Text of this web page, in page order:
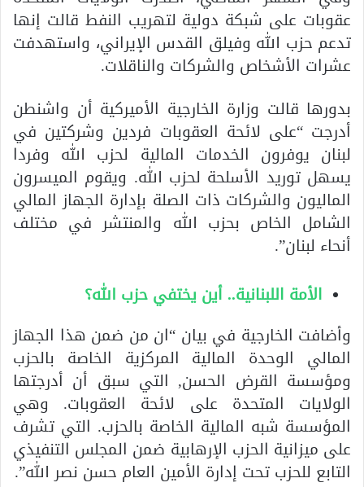
عقوبات على شبكة دولية لتهريب النفط قالت إنها
تدعم حزب الله وفيلق القدس الإيراني، واستهدفت
عشرات الأشخاص والشركات والناقلات.
بدورها قالت وزارة الخارجية الأميركية أن واشنطن
أدرجت “على لائحة العقوبات فردين وشركتين في
لبنان يوفرون الخدمات المالية لحزب الله وفردا
يسهل توريد الأسلحة لحزب الله. ويقوم الميسرون
الماليون والشركات ذات الصلة بإدارة الجهاز المالي
الشامل الخاص بحزب الله والمنتشر في مختلف
أنحاء لبنان”.
الأمة اللبنانية.. أين يختفي حزب الله؟
وأضافت الخارجية في بيان “ان من ضمن هذا الجهاز
المالي الوحدة المالية المركزية الخاصة بالحزب
ومؤسسة القرض الحسن, التي سبق أن أدرجتها
الولايات المتحدة على لائحة العقوبات. وهي
المؤسسة شبه المالية الخاصة بالحزب. التي تشرف
على ميزانية الحزب الإرهابية ضمن المجلس التنفيذي
التابع للحزب تحت إدارة الأمين العام حسن نصر الله”.